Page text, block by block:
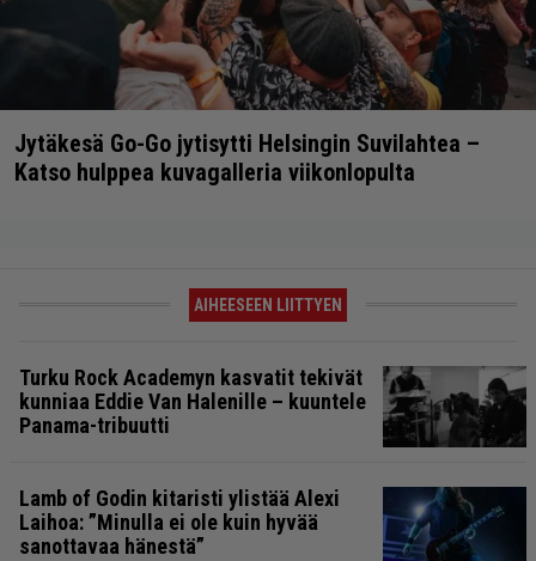
Jytäkesä Go-Go jytisytti Helsingin Suvilahtea –
Katso hulppea kuvagalleria viikonlopulta
AIHEESEEN LIITTYEN
Turku Rock Academyn kasvatit tekivät
kunniaa Eddie Van Halenille – kuuntele
Panama-tribuutti
Lamb of Godin kitaristi ylistää Alexi
Laihoa: ”Minulla ei ole kuin hyvää
sanottavaa hänestä”